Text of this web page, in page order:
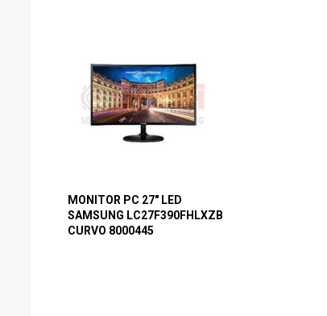
MONITOR PC 27″ LED
SAMSUNG LC27F390FHLXZB
CURVO 8000445